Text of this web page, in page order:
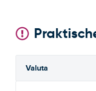
Valuta